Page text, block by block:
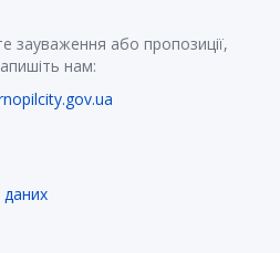
зауваження або пропозиції,
нам:
даних